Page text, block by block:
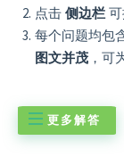
点击 侧边栏可
每个问题均包
图文并茂 ，可